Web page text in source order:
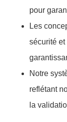
pour
Les
sécurité et
Notre
reflétant
la